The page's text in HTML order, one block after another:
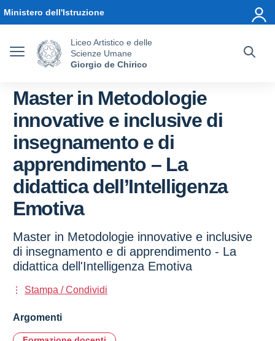
Ministero dell'Istruzione
Liceo Artistico e delle
Scienze Umane
Giorgio de Chirico
Master in Metodologie
innovative e inclusive di
insegnamento e di
apprendimento – La
didattica dell’Intelligenza
Emotiva
Master in Metodologie innovative e inclusive
di insegnamento e di apprendimento - La
didattica dell'Intelligenza Emotiva
Stampa / Condividi
Argomenti